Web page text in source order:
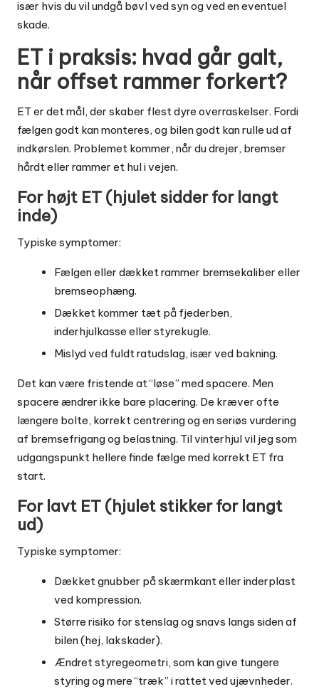
især hvis du vil undgå bøvl ved syn og ved en eventuel
skade.
ET i praksis: hvad går galt,
når offset rammer forkert?
ET er det mål, der skaber flest dyre overraskelser. Fordi
fælgen godt kan monteres, og bilen godt kan rulle ud af
indkørslen. Problemet kommer, når du drejer, bremser
hårdt eller rammer et hul i vejen.
For højt ET (hjulet sidder for langt
inde)
Typiske symptomer:
Fælgen eller dækket rammer bremsekaliber eller
bremseophæng.
Dækket kommer tæt på fjederben,
inderhjulkasse eller styrekugle.
Mislyd ved fuldt ratudslag, især ved bakning.
Det kan være fristende at “løse” med spacere. Men
spacere ændrer ikke bare placering. De kræver ofte
længere bolte, korrekt centrering og en seriøs vurdering
af bremsefrigang og belastning. Til vinterhjul vil jeg som
udgangspunkt hellere finde fælge med korrekt ET fra
start.
For lavt ET (hjulet stikker for langt
ud)
Typiske symptomer:
Dækket gnubber på skærmkant eller inderplast
ved kompression.
Større risiko for stenslag og snavs langs siden af
bilen (hej, lakskader).
Ændret styregeometri, som kan give tungere
styring og mere “træk” i rattet ved ujævnheder.